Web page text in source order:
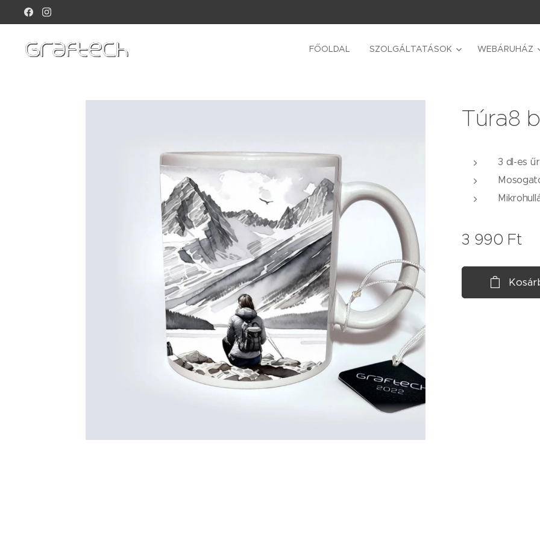
FŐOLDAL SZOLGÁLTATÁSOK WEBÁRUHÁZ
Túra8
3 dl-es
3 990 Ft